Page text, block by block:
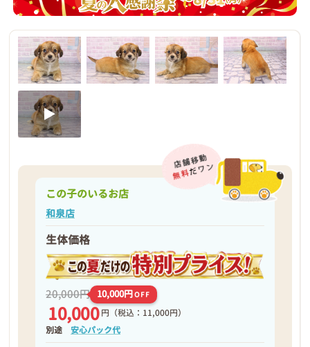
この子のいるお店
和泉店
生体価格
20,000円 10,000円OFF
10,000 円 （税込：11,000円）
別途安心パック代